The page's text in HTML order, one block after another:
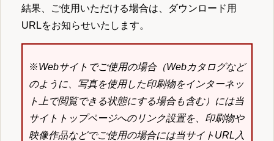
結果、ご使用いただける場合は、ダウンロード用
URLをお知らせいたします。
※Webサイトでご使用の場合（Webカタログなど
のように、写真を使用した印刷物をインターネッ
ト上で閲覧できる状態にする場合も含む）には当
サイトトップページへのリンク設置を、印刷物や
映像作品などでご使用の場合には当サイトURL入